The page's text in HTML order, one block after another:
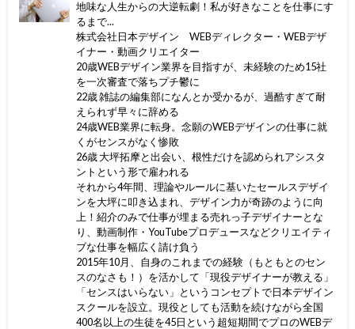
地味な人生からの大逆転劇！私が好きなことを仕事にす
るまで...
株式会社日本デザイン WEBディレクター・WEBデザ
イナー・動画クリエイター
20歳WEBデザイン業界を目指すが、未経験のため15社
を一次審査で落ちプチ鬱に
22歳 雑誌の編集部になんとか受かるが、過酷すぎて耐
えられず早々に辞める
24歳WEB業界に転身。念願のWEBデザインの仕事に就
くがセンスがなく惨敗
26歳 大坪拓摩と出会い、根性だけを認められアシスタ
ントという形で雇われる
それから4年間、理論やルールに基いたセールスデザイ
ンを大坪に叩き込まれ、デザイン力が奇跡のように向
上！紹介のみで仕事が埋まる売れっ子デザイナーとな
り、動画制作・YouTubeプロデュースなどクリエイティ
ブな仕事を幅広く請け負う
2015年10月、自身のこれまでの経験（もともとのセン
スのなさも！）を活かして「現役デザイナーが教える」
「センスはいらない」というコンセプトで日本デザイン
スクールを設立。現役としても活動を続けながら全国
400名以上の生徒を45日という超短期間でプロのWEBデ